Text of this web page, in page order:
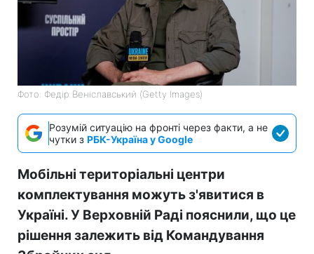
Фото: Федір Веніславський (Getty Images)
Розумій ситуацію на фронті через факти, а не
чутки з РБК-Україна у Google
Мобільні територіальні центри
комплектування можуть з'явитися в
Україні. У Верховній Раді пояснили, що це
рішення залежить від Командування